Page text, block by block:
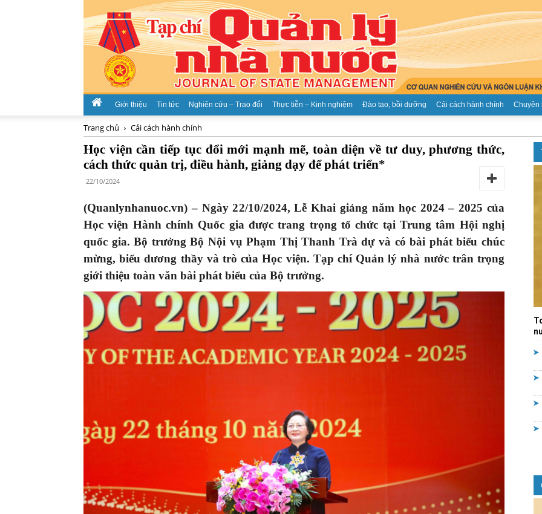
chí
Quản
Giới thiệu Tin tức Nghiên cứu – Trao đổi Thực tiễn – Kinh nghiệm Đào tạo, bồi dưỡng Cải cách hành chính Chuyên
Trang chủ Cải cách hành chính
Học viện cần tiếp tục đổi mới mạnh mẽ, toàn diện về tư duy, phương thức,
cách thức quản trị, điều hành, giảng dạy để phát triển*
22/10/2024
(Quanlynhanuoc.vn) – Ngày 22/10/2024,Lễ Khai giảng năm học 2024 – 2025 của
Học viện Hành chính Quốc gia được trang trọng tổ chức tại Trung tâm Hội nghị
quốc gia. Bộ trưởng Bộ Nội vụ Phạm Thị Thanh Trà dự và có bài phát biểu chúc
mừng, biểu dương thầy và trò của Học viện. Tạp chí Quản lý nhà nước trân trọng
giới thiệu toàn văn bài phát biểu của Bộ trưởng.